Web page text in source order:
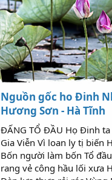
Nguồn gốc ho Đinh
Hương Sơn - Hà Tĩnh
ĐẤNG TỔ ĐẦU Họ Đinh
Gia Viễn Vì loan ly tị biến
Bốn người làm bốn Tổ
rang vẻ công hầu lối xưa